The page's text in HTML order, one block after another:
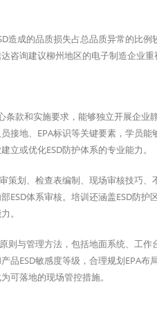
造成的品质损失占总品质异常的比
咨询建议柳州地区的电子制造企业重
条款和实施要求，能够独立开展企
接地、EPA标识等关键要素，学员
立或优化ESD防护体系的专业能力。
策划、检查表编制、现场审核技巧
ESD体系审核。培训还涵盖ESD防
。
则与管理方法，包括地面系统、工
品ESD敏感度等级，合理规划EPA
可落地的现场管控措施。